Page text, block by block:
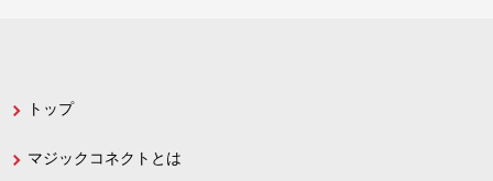
トップ
マジックコネクトとは